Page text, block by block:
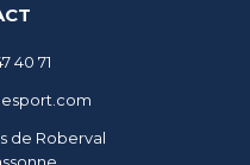
40 71
de Roberval